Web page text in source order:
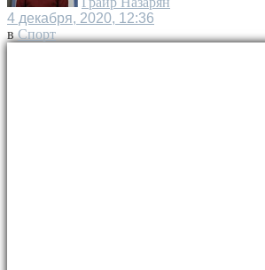
4 декабря, 2020, 12:36
в Спорт